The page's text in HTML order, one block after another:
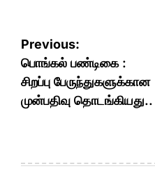
Post
navigation
Previous:
பொங்கல் பண்டிகை :
சிறப்பு பேருந்துகளுக்கான
முன்பதிவு தொடங்கியது..